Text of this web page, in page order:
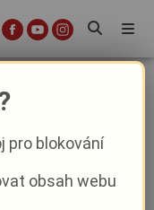
nekončí.
přes nižší
s VZP
pro blokování
obsah webu